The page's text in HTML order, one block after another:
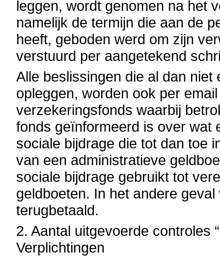
leggen, wordt genomen na het
namelijk de termijn die aan de
heeft, geboden werd om zijn
verstuurd per aangetekend
Alle beslissingen die al dan
opleggen, worden ook per
verzekeringsfonds waarbij
fonds geïnformeerd is over wat
sociale bijdrage die tot dan toe
van een administratieve
sociale bijdrage gebruikt tot
geldboeten. In het andere
terugbetaald.
2. Aantal uitgevoerde controles
Verplichtingen